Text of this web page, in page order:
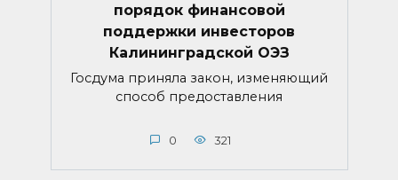
порядок финансовой
поддержки инвесторов
Калининградской ОЭЗ
Госдума приняла закон, изменяющий
способ предоставления
0 321